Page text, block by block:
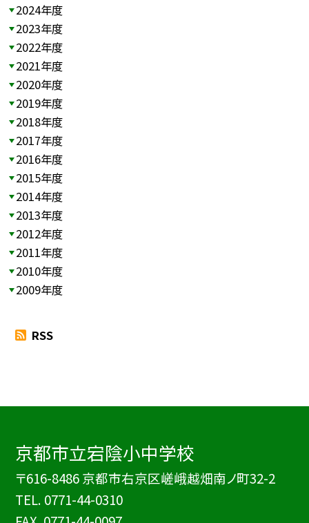
2024年度
2023年度
2022年度
2021年度
2020年度
2019年度
2018年度
2017年度
2016年度
2015年度
2014年度
2013年度
2012年度
2011年度
2010年度
2009年度
RSS
京都市立宕陰小中学校
〒616-8486 京都市右京区嵯峨越畑南ノ町32-2
TEL. 0771-44-0310